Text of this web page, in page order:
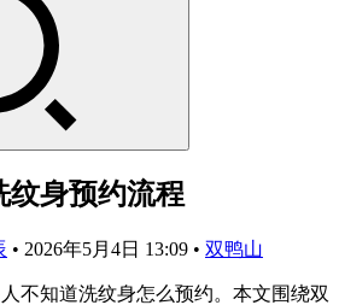
纹身预约流程
• 2026年5月4日 13:09 • 双鸭山
不知道洗纹身怎么预约。本文围绕双